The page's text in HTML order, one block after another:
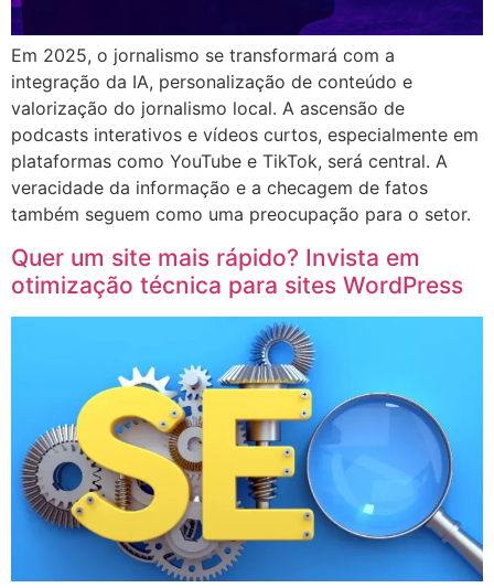
Em 2025, o jornalismo se transformará com a
integração da IA, personalização de conteúdo e
valorização do jornalismo local. A ascensão de
podcasts interativos e vídeos curtos, especialmente em
plataformas como YouTube e TikTok, será central. A
veracidade da informação e a checagem de fatos
também seguem como uma preocupação para o setor.
Quer um site mais rápido? Invista em
otimização técnica para sites WordPress